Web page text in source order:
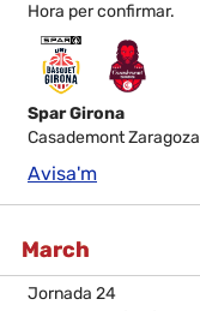
Hora per confirmar.
Spar Girona
Casademont Zaragoza
Avisa'm
March
Jornada 24